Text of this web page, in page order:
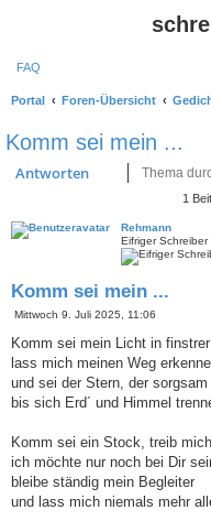
FAQ
Portal Foren-Übersicht
Komm sei mein ...
Antworten
1
Rehmann
Eifriger Schreiber
Komm sei mein ...
B
r
a
Mittwoch 9. Juli 2025, 11:06
Komm sei mein Licht in
lass mich meinen Weg
und sei der Stern, der sorgsam
bis sich Erd´ und Himmel
Komm sei ein Stock, treib
ich möchte nur noch bei Dir
bleibe ständig mein Begleiter
und lass mich niemals mehr